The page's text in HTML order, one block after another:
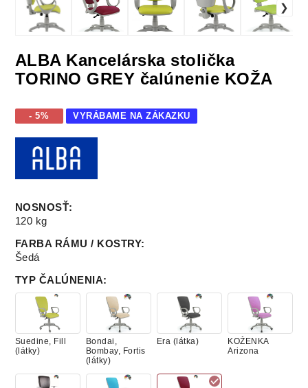
ALBA Kancelárska stolička
TORINO GREY čalúnenie KOŽA
- 5% VYRÁBAME NA ZÁKAZKU
NOSNOSŤ:
120 kg
FARBA RÁMU / KOSTRY:
Šedá
TYP ČALÚNENIA:
Suedine, Fill
(látky)
Bondai,
Bombay, Fortis
(látky)
Era (látka)
KOŽENKA
Arizona